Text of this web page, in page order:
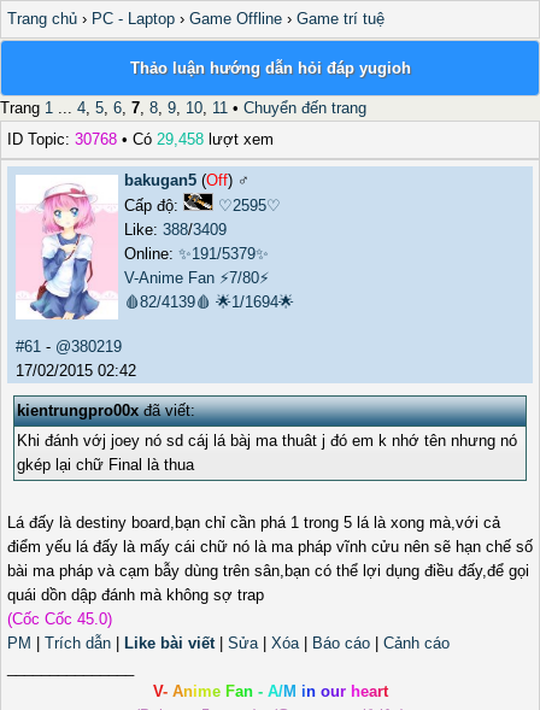
Trang chủ › PC - Laptop › Game Offline › Game trí tuệ
Thảo luận hướng dẫn hỏi đáp yugioh
Trang 1 ... 4, 5, 6, 7, 8, 9, 10, 11 • Chuyển đến trang
ID Topic: 30768 • Có 29,458 lượt xem
bakugan5(Off) ♂️
Cấp độ:
♡2595♡
Like: 388/3409
Online: ✨191/5379✨
V-Anime Fan ⚡7/80⚡
🩸82/4139🩸 🌟1/1694🌟
#61 - @380219
17/02/2015 02:42
kientrungpro00xđã viết:
Khi đánh vớj joey nó sd cáj lá bàj ma thuât j đó em k nhớ tên nhưng nó
gkép lại chữ Final là thua
Lá đấy là destiny board,bạn chỉ cần phá 1 trong 5 lá là xong mà,với cả
điểm yếu lá đấy là mấy cái chữ nó là ma pháp vĩnh cửu nên sẽ hạn chế số
bài ma pháp và cạm bẫy dùng trên sân,bạn có thể lợi dụng điều đấy,để gọi
quái dồn dập đánh mà không sợ trap
(Cốc Cốc 45.0)
PM
Trích dẫn Like bài viết| Sửa| Xóa| Báo cáo
Cảnh cáo
V- Anime Fan - A/M in our heart